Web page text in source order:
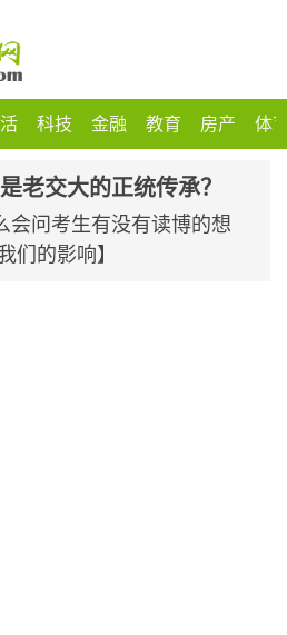
科技 金融 教育 房产 体
老交大的正统传承？
会问考生有没有读博的想
们的影响】